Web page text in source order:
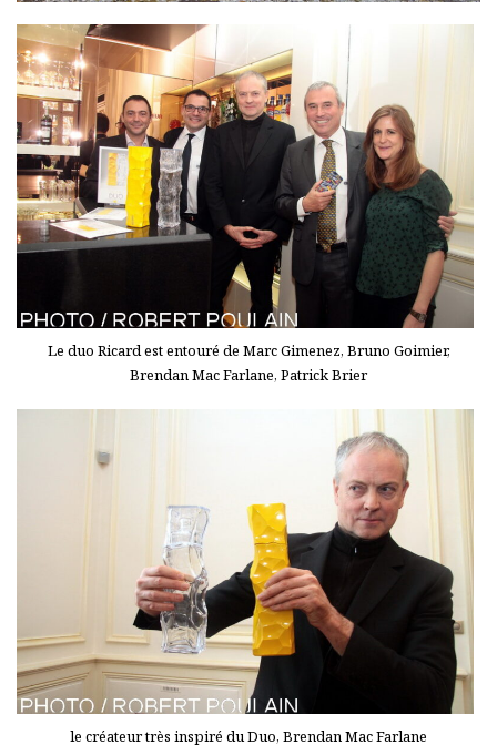
Le duo Ricard est entouré de Marc Gimenez, Bruno Goimier,
Brendan Mac Farlane, Patrick Brier
le créateur très inspiré du Duo, Brendan Mac Farlane